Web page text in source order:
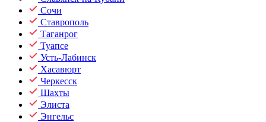
Сочи
Ставрополь
Таганрог
Туапсе
Усть-Лабинск
Хасавюрт
Черкесск
Шахты
Элиста
Энгельс